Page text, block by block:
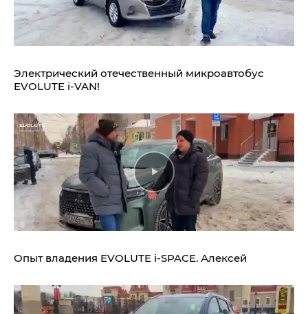
Электрический отечественный микроавтобус
EVOLUTE i‑VAN!
Опыт владения EVOLUTE i‑SPACE. Алексей